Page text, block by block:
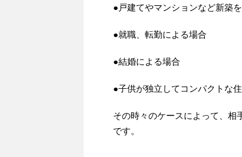
●戸建てやマンションなど新築
●就職、転勤による場合
●結婚による場合
●子供が独立してコンパクトな
その時々のケースによって、相
です。